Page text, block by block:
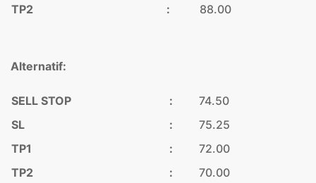
TP2
: 88.00
Alternatif:
SELL STOP :
74.50
SL
:
75.25
TP1
:
72.00
TP2
: 70.00